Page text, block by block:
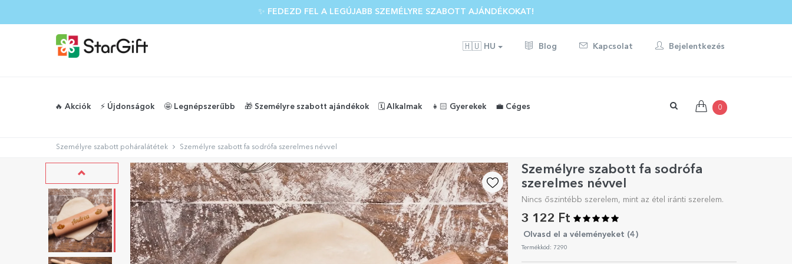
✨ FEDEZD FEL A LEGÚJABB SZEMÉLYRE SZABOTT AJÁNDÉKOKAT!
🇭🇺 HU Blog Kapcsolat Bejelentkezés
🔥 Akciók ⚡️ Újdonságok 🤩 Legnépszerűbb 🎁 Személyre szabott ajándékok 🗓️ Alkalmak 👧🏻 Gyerekek 💼 Céges 0
Személyre szabott poháralátétek Személyre szabott fa sodrófa szerelmes névvel
Személyre szabott fa sodrófa
szerelmes névvel
Nincs őszintébb szerelem, mint az étel iránti szerelem.
3 122 Ft
Olvasd el a véleményeket (4 )
Termékkód: 7290